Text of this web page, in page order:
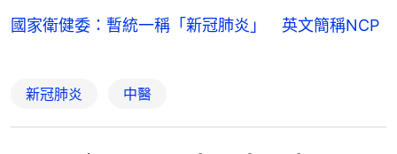
國家衛健委：暫統一稱「新冠肺炎」 英文簡稱NCP
新冠肺炎 中醫